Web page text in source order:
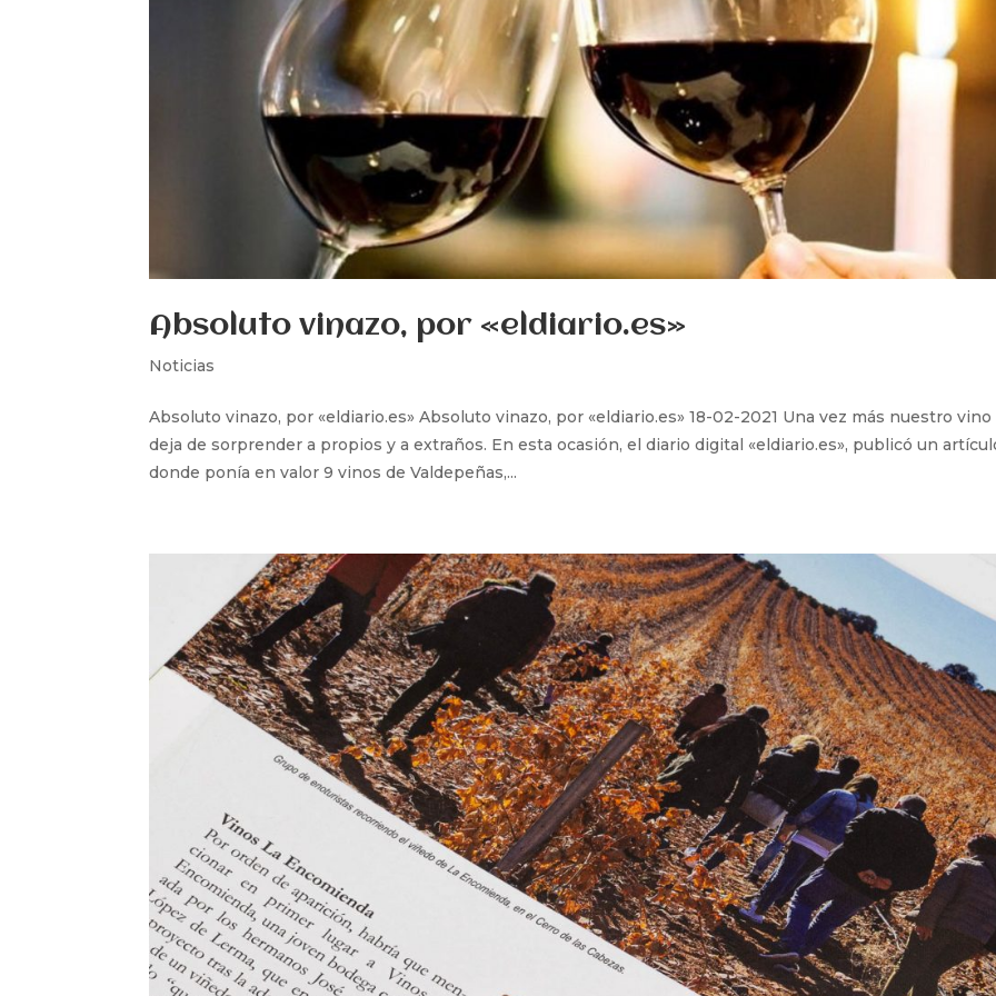
Absoluto vinazo, por «eldiario.es»
Noticias
Absoluto vinazo, por «eldiario.es» Absoluto vinazo, por «eldiario.es» 18-02-2021 Una vez más nuestro
deja de sorprender a propios y a extraños. En esta ocasión, el diario digital «eldiario.es», publicó un
donde ponía en valor 9 vinos de Valdepeñas,...